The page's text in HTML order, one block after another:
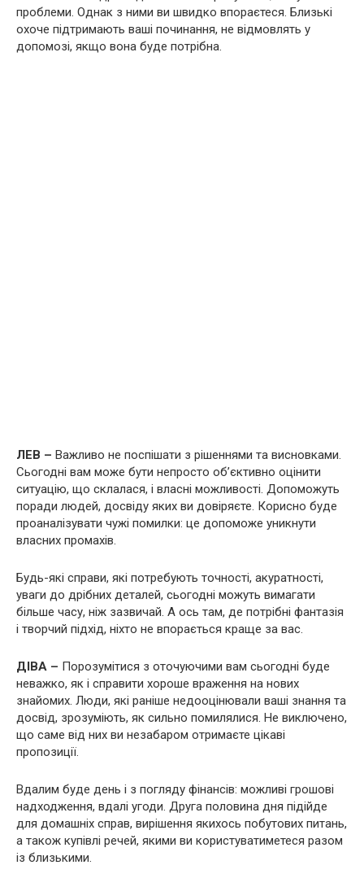
проблеми. Однак з ними ви швидко впораєтеся. Близькі
охоче підтримають ваші починання, не відмовлять у
допомозі, якщо вона буде потрібна.
ЛЕВ – Важливо не поспішати з рішеннями та висновками.
Сьогодні вам може бути непросто об’єктивно оцінити
ситуацію, що склалася, і власні можливості. Допоможуть
поради людей, досвіду яких ви довіряєте. Корисно буде
проаналізувати чужі помилки: це допоможе уникнути
власних промахів.
Будь-які справи, які потребують точності, акуратності,
уваги до дрібних деталей, сьогодні можуть вимагати
більше часу, ніж зазвичай. А ось там, де потрібні фантазія
і творчий підхід, ніхто не впорається краще за вас.
ДІВА – Порозумітися з оточуючими вам сьогодні буде
неважко, як і справити хороше враження на нових
знайомих. Люди, які раніше недооцінювали ваші знання та
досвід, зрозуміють, як сильно помилялися. Не виключено,
що саме від них ви незабаром отримаєте цікаві
пропозиції.
Вдалим буде день і з погляду фінансів: можливі грошові
надходження, вдалі угоди. Друга половина дня підійде
для домашніх справ, вирішення якихось побутових питань,
а також купівлі речей, якими ви користуватиметеся разом
із близькими.